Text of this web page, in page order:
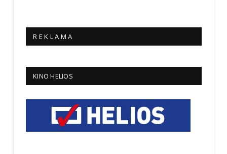
R E K L A M A
KINO HELIOS